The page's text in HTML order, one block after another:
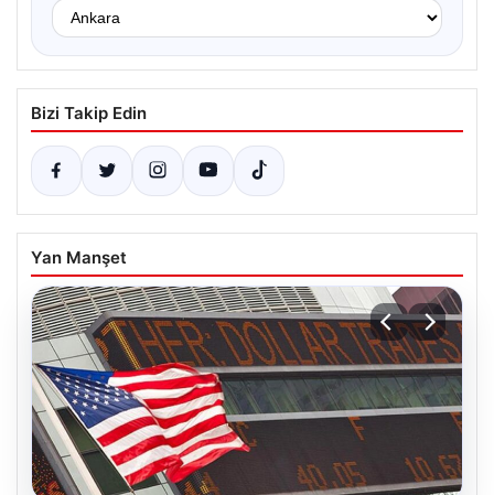
Bizi Takip Edin
Yan Manşet